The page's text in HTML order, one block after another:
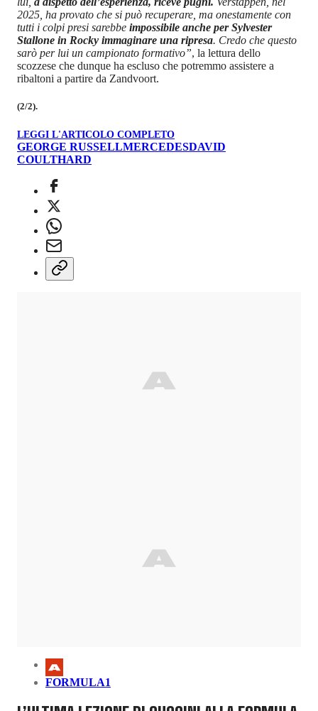
2025, ha provato che si può recuperare, ma onestamente con
tutti i colpi presi sarebbe impossibile anche per Sylvester
Stallone in Rocky immaginare una ripresa. Credo che questo
sarò per lui un campionato formativo”, la lettura dello
scozzese che dunque ha escluso che potremmo assistere a
ribaltoni a partire da Zandvoort.
(2/2).
LEGGI L'ARTICOLO COMPLETO
GEORGE RUSSELLMERCEDESDAVID
COULTHARD
FORMULA1